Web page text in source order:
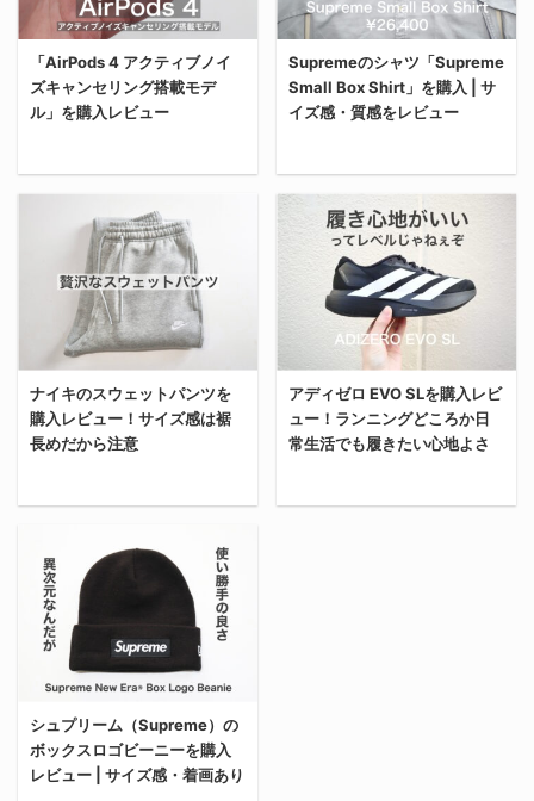
る。 スニーカー屋さんで
試し履きしたことはあっ
たけど、購入してプライ
ベートでガッツリ履いた
ことはなかったから、長
く。 伝説のプレ値スニー
カー”エアマックス95”と
は？ 「そもそも、エアマ
ックス95ってなに？」と
いう人はこの記事に辿り
ついてないだろうから、
基本情報は割愛するが、
スニーカー史に残る名作
であることは言うまでも
リット・デメリットまで
含めて詳細にレビューす
る。 俺の記事はアフィリ
エイト記事ではないか
ら、無駄に褒めちぎるつ
ていくから、ぜひ参考に
してほしい。 やっぱり男
の憧れはアメックスゴー
ルド なんやかんや理由を
つけて「”ゴールドカー
ド”なんてただの見栄っ
張りだろ！」と”手の届
かないブドウは酸っぱい
ムーブ”をかましていた
...
「AirPods 4 アクティブノイ
ズキャンセリング搭載モデ
ル」を購入レビュー
今回は「AirPods 4 アク
ティブノイズキャンセリ
ング搭載モデル」を購入
したからレビューする。
「なぜ買ったのか？」
「実際に使ってみた感想
は？」「アクティブノイ
ズキャンセリングは必
要？」といった疑問に答
えていくから、ぜひ参考
「AirPods 4 アクティブ
ノイズキャンセリング搭
載モデル」を購入した理
由 俺が「AirPods 4」、
それも”アクティブノイ
ズキャンセリング搭載モ
デル”を購入した理由
は、大きく2つある。 無
線のAirPodsが欲しかっ
た 失敗したくなかった
Supremeのシャツ「Supreme
Small Box Shirt」を購入 | サ
イズ感・質感をレビュー
また買った。 「え？この
前ロンT買ってたよ
ね？」って話なんだけ
ど、完全に俺の中で
Supremeブームが来てい
る。 そんなわけで、今回
はSupremeの「Small
Box Shirt Light Blue」
を購入したからレビュー
する。 サイズ感や実際に
ていくから、ぜひ参考に
ナイキのスウェットパンツを
購入レビュー！サイズ感は裾
長めだから注意
ットパンツ」を購入した
からサイズ感選びの注意
点や履き心地含めレビュ
ーしていく。 これから購
入を考えている人の参考
になれば嬉しい。 俺がナ
イキのスウェットパンツ
を購入した理由 俺がナイ
キのスウェットパンツを
アディゼロ EVO SLを購入レビ
ュー！ランニングどころか日
常生活でも履きたい心地よさ
シュプリーム（Supreme）の
ボックスロゴビーニーを購入
レビュー | サイズ感・着画あり